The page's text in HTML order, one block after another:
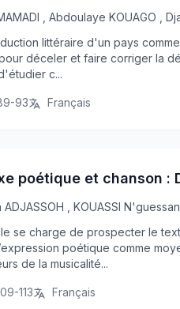
Abdoulaye KOUAGO
littéraire d'un pays
déceler et faire corriger la
c...
93 Français
poétique et chanson :
ADJASSOH
KOUASSI
se charge de prospecter le
poétique comme
de la musicalité...
113 Français